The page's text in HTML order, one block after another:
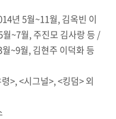
년 5월~11월, 김옥빈 이
~7월, 주진모 김사랑 등 /
~9월, 김현주 이덕화 등
>, <시그널>, <킹덤> 외